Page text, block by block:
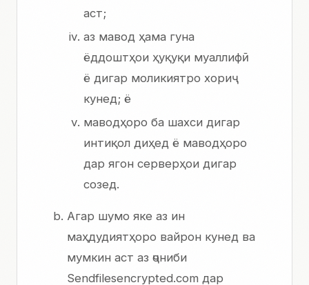
аст;
аз мавод ҳама гуна
ёддоштҳои ҳуқуқи муаллифӣ
ё дигар моликиятро хориҷ
кунед; ё
маводҳоро ба шахси дигар
интиқол диҳед ё маводҳоро
дар ягон серверҳои дигар
созед.
Агар шумо яке аз ин
маҳдудиятҳоро вайрон кунед ва
мумкин аст аз ҷониби
Sendfilesencrypted.com дар